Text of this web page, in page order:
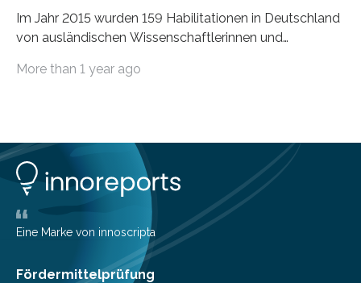
Im Jahr 2015 wurden 159 Habilitationen in Deutschland
von ausländischen Wissenschaftlerinnen und
More than 1 year ago
Eine Marke von innoscripta
Fördermittelprüfung